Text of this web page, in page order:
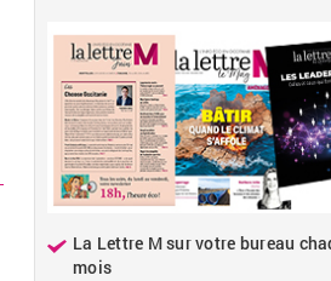
La Lettre M sur votre bureau
mois